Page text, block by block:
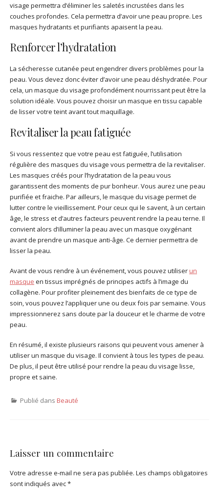
visage permettra d’éliminer les saletés incrustées dans les
couches profondes. Cela permettra d’avoir une peau propre. Les
masques hydratants et purifiants apaisent la peau.
Renforcer l’hydratation
La sécheresse cutanée peut engendrer divers problèmes pour la
peau. Vous devez donc éviter d’avoir une peau déshydratée. Pour
cela, un masque du visage profondément nourrissant peut être la
solution idéale. Vous pouvez choisir un masque en tissu capable
de lisser votre teint avant tout maquillage.
Revitaliser la peau fatiguée
Si vous ressentez que votre peau est fatiguée, l’utilisation
régulière des masques du visage vous permettra de la revitaliser.
Les masques créés pour l’hydratation de la peau vous
garantissent des moments de pur bonheur. Vous aurez une peau
purifiée et fraiche. Par ailleurs, le masque du visage permet de
lutter contre le vieillissement. Pour ceux qui le savent, à un certain
âge, le stress et d’autres facteurs peuvent rendre la peau terne. Il
convient alors d’illuminer la peau avec un masque oxygénant
avant de prendre un masque anti-âge. Ce dernier permettra de
lisser la peau.
Avant de vous rendre à un événement, vous pouvez utiliserun
masque en tissus imprégnés de principes actifs à l’image du
collagène. Pour profiter pleinement des bienfaits de ce type de
soin, vous pouvez l’appliquer une ou deux fois par semaine. Vous
impressionnerez sans doute par la douceur et le charme de votre
peau.
En résumé, il existe plusieurs raisons qui peuvent vous amener à
utiliser un masque du visage. Il convient à tous les types de peau.
De plus, il peut être utilisé pour rendre la peau du visage lisse,
propre et saine.
Publié dans Beauté
Laisser un commentaire
Votre adresse e-mail ne sera pas publiée. Les champs obligatoires
sont indiqués avec*